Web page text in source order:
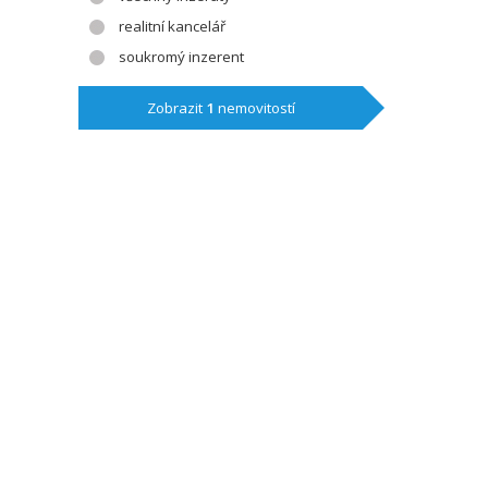
realitní kancelář
soukromý inzerent
Zobrazit 1 nemovitostí